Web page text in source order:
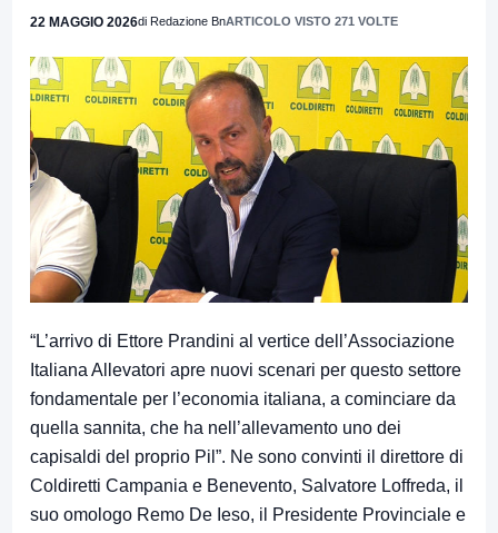
22 MAGGIO 2026di Redazione BnARTICOLO VISTO 271 VOLTE
“L’arrivo di Ettore Prandini al vertice dell’Associazione
Italiana Allevatori apre nuovi scenari per questo settore
fondamentale per l’economia italiana, a cominciare da
quella sannita, che ha nell’allevamento uno dei
capisaldi del proprio Pil”. Ne sono convinti il direttore di
Coldiretti Campania e Benevento, Salvatore Loffreda, il
suo omologo Remo De Ieso, il Presidente Provinciale e